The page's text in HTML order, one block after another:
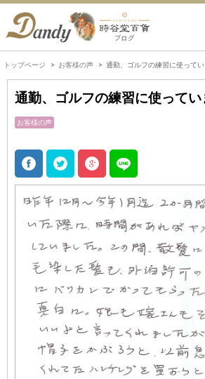
トップページ お客様の声 通勤、ゴルフの練習に使って
通勤、ゴルフの練習に使ってい
お客様の声